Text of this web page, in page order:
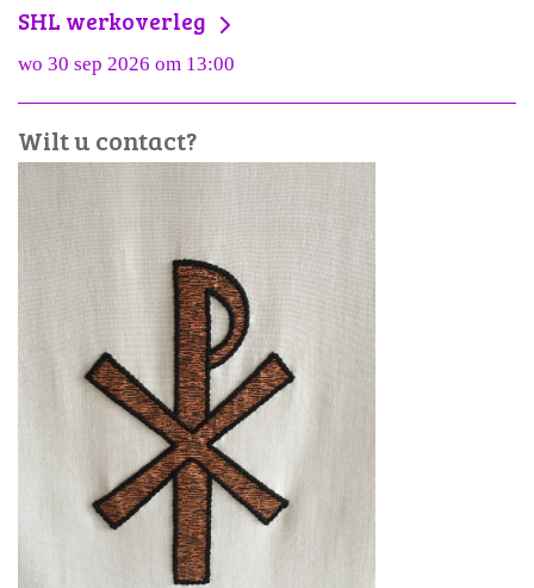
SHL werkoverleg
wo 30 sep 2026 om 13:00
Wilt u contact?